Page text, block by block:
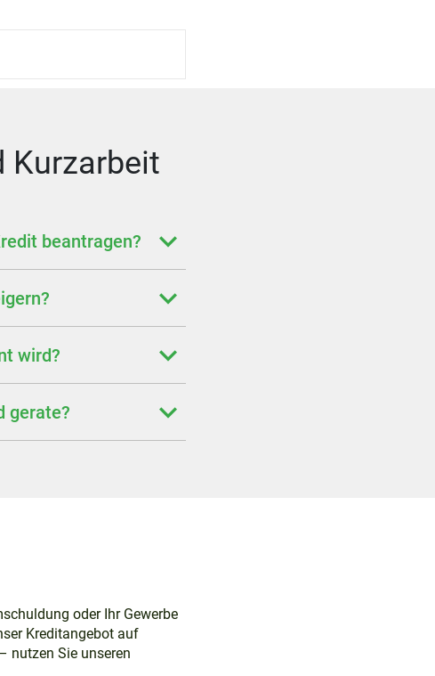
Kurzarbeit
beantragen?
wird?
gerate?
oder Ihr Gewerbe
Kreditangebot auf
nutzen Sie unseren